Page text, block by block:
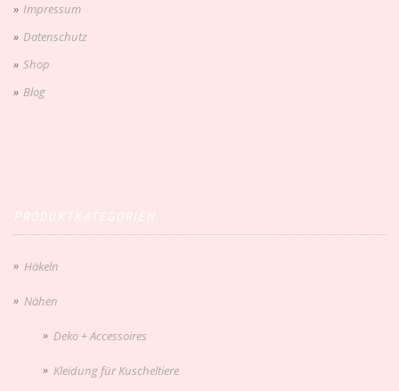
Impressum
Datenschutz
Shop
Blog
Häkeln
Nähen
Deko + Accessoires
Kleidung für Kuscheltiere